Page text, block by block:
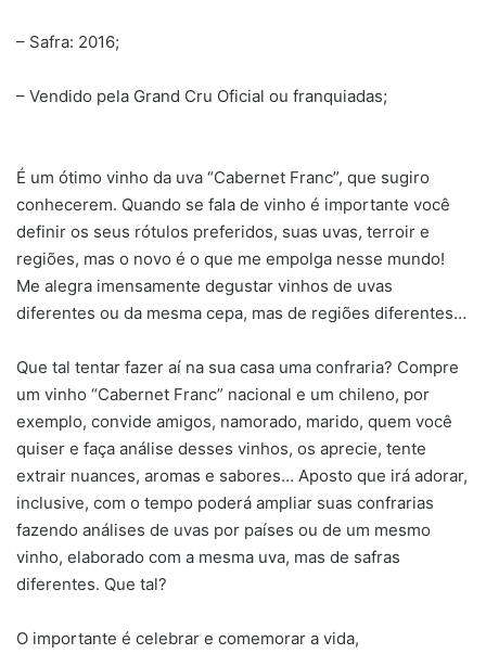
– Safra: 2016;
– Vendido pela Grand Cru Oficial ou franquiadas;
É um ótimo vinho da uva “Cabernet Franc”, que sugiro
conhecerem. Quando se fala de vinho é importante você
definir os seus rótulos preferidos, suas uvas, terroir e
regiões, mas o novo é o que me empolga nesse mundo!
Me alegra imensamente degustar vinhos de uvas
diferentes ou da mesma cepa, mas de regiões diferentes…
Que tal tentar fazer aí na sua casa uma confraria? Compre
um vinho “Cabernet Franc” nacional e um chileno, por
exemplo, convide amigos, namorado, marido, quem você
quiser e faça análise desses vinhos, os aprecie, tente
extrair nuances, aromas e sabores… Aposto que irá adorar,
inclusive, com o tempo poderá ampliar suas confrarias
fazendo análises de uvas por países ou de um mesmo
vinho, elaborado com a mesma uva, mas de safras
diferentes. Que tal?
O importante é celebrar e comemorar a vida,